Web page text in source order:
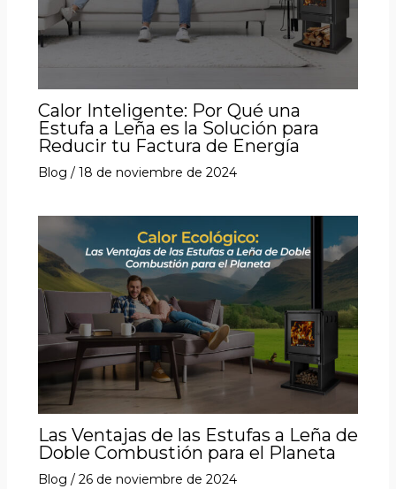
Calor Inteligente: Por Qué una
Estufa a Leña es la Solución para
Reducir tu Factura de Energía
Blog / 18 de noviembre de 2024
Las Ventajas de las Estufas a Leña de
Doble Combustión para el Planeta
Blog / 26 de noviembre de 2024